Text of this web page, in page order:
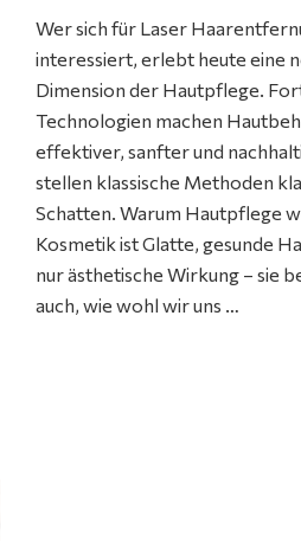
Wer sich für Laser
interessiert, erlebt heute eine
Dimension der Hautpflege.
Technologien machen
effektiver, sanfter und
stellen klassische Methoden
Schatten. Warum Hautpflege
Kosmetik ist Glatte, gesunde
nur ästhetische Wirkung – sie
auch, wie wohl wir uns …